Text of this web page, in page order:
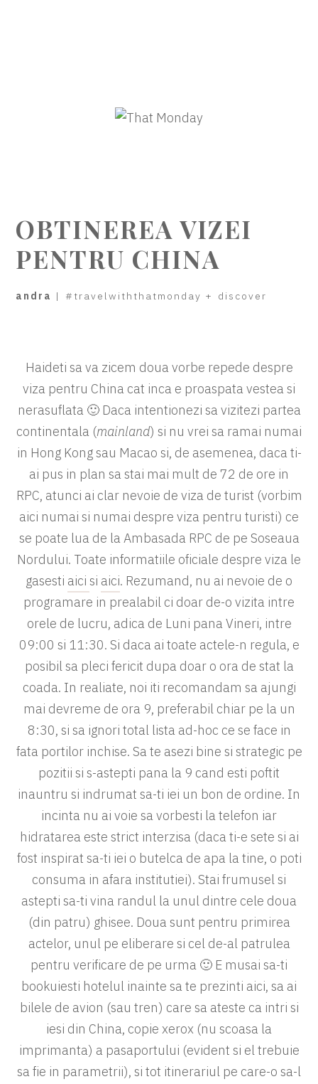
OBTINEREA VIZEI
PENTRU CHINA
andra | #travelwiththatmonday + discover
Haideti sa va zicem doua vorbe repede despre
viza pentru China cat inca e proaspata vestea si
nerasuflata 🙂 Daca intentionezi sa vizitezi partea
continentala (mainland) si nu vrei sa ramai numai
in Hong Kong sau Macao si, de asemenea, daca ti-
ai pus in plan sa stai mai mult de 72 de ore in
RPC, atunci ai clar nevoie de viza de turist (vorbim
aici numai si numai despre viza pentru turisti) ce
se poate lua de la Ambasada RPC de pe Soseaua
Nordului. Toate informatiile oficiale despre viza le
gasesti aici si aici. Rezumand, nu ai nevoie de o
programare in prealabil ci doar de-o vizita intre
orele de lucru, adica de Luni pana Vineri, intre
09:00 si 11:30. Si daca ai toate actele-n regula, e
posibil sa pleci fericit dupa doar o ora de stat la
coada. In realiate, noi iti recomandam sa ajungi
mai devreme de ora 9, preferabil chiar pe la un
8:30, si sa ignori total lista ad-hoc ce se face in
fata portilor inchise. Sa te asezi bine si strategic pe
pozitii si s-astepti pana la 9 cand esti poftit
inauntru si indrumat sa-ti iei un bon de ordine. In
incinta nu ai voie sa vorbesti la telefon iar
hidratarea este strict interzisa (daca ti-e sete si ai
fost inspirat sa-ti iei o butelca de apa la tine, o poti
consuma in afara institutiei). Stai frumusel si
astepti sa-ti vina randul la unul dintre cele doua
(din patru) ghisee. Doua sunt pentru primirea
actelor, unul pe eliberare si cel de-al patrulea
pentru verificare de pe urma 🙂 E musai sa-ti
bookuiesti hotelul inainte sa te prezinti aici, sa ai
bilele de avion (sau tren) care sa ateste ca intri si
iesi din China, copie xerox (nu scoasa la
imprimanta) a pasaportului (evident si el trebuie
sa fie in parametrii), si tot itinerariul pe care-o sa-l